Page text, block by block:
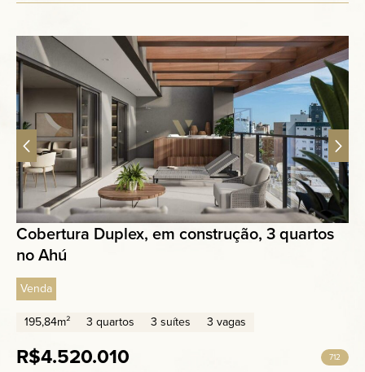
Cobertura Duplex, em construção, 3 quartos
no Ahú
Venda
195,84m²
3 quartos 3 suítes 3 vagas
R$4.520.010 712